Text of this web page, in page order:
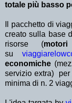
totale più basso
Il pacchetto di
creato sulla base
risorse (
su
economiche
servizio extra)
minima di n. 2